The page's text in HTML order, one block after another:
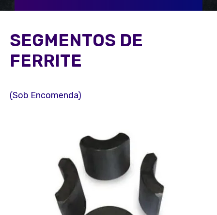
SEGMENTOS DE
FERRITE
(Sob Encomenda)